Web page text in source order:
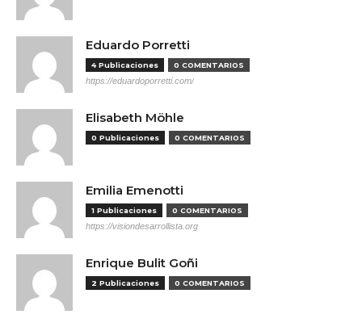
Eduardo Porretti
4 Publicaciones 0 COMENTARIOS
https://eduardoporretti.com/
Elisabeth Möhle
0 Publicaciones 0 COMENTARIOS
Emilia Emenotti
1 Publicaciones 0 COMENTARIOS
https://visiondesarrollista.org
Enrique Bulit Goñi
2 Publicaciones 0 COMENTARIOS